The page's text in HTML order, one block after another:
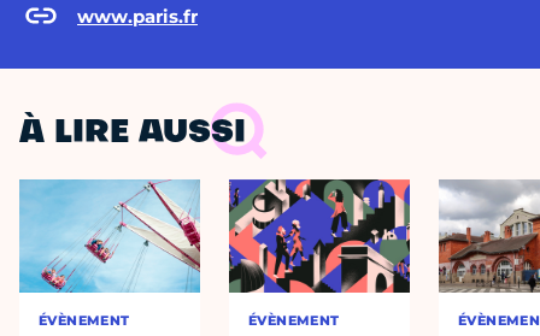
www.paris.fr
À LIRE AUSSI
ÉVÈNEMENT ÉVÈNEMENT